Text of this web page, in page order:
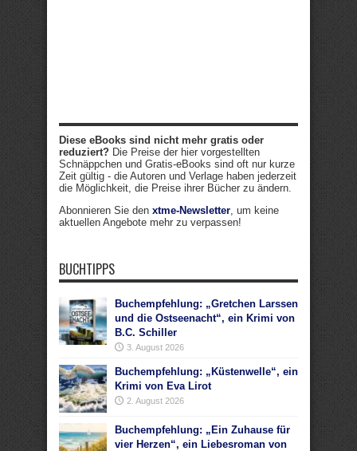
Diese eBooks sind nicht mehr gratis oder
reduziert? Die Preise der hier vorgestellten
Schnäppchen und Gratis-eBooks sind oft nur kurze
Zeit gültig - die Autoren und Verlage haben jederzeit
die Möglichkeit, die Preise ihrer Bücher zu ändern.
Abonnieren Sie den xtme-Newsletter, um keine
aktuellen Angebote mehr zu verpassen!
BUCHTIPPS
Buchempfehlung: „Gretchen Larssen
und die Ostseenacht“, ein Krimi von
B.C. Schiller
3. August 2026
Buchempfehlung: „Küstenwelle“, ein
Krimi von Eva Lirot
2. August 2026
Buchempfehlung: „Ein Zuhause für
vier Herzen“, ein Liebesroman von